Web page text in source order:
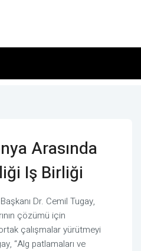
Arasında
Iş Birliği
Dr. Cemil Tugay,
çözümü için
çalışmalar yürütmeyi
“Alg patlamaları ve